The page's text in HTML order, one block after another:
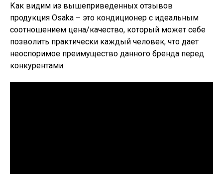
Как видим из вышеприведенных отзывов
продукция Osaka – это кондиционер с идеальным
соотношением цена/качество, который может себе
позволить практически каждый человек, что дает
неоспоримое преимущество данного бренда перед
конкурентами.